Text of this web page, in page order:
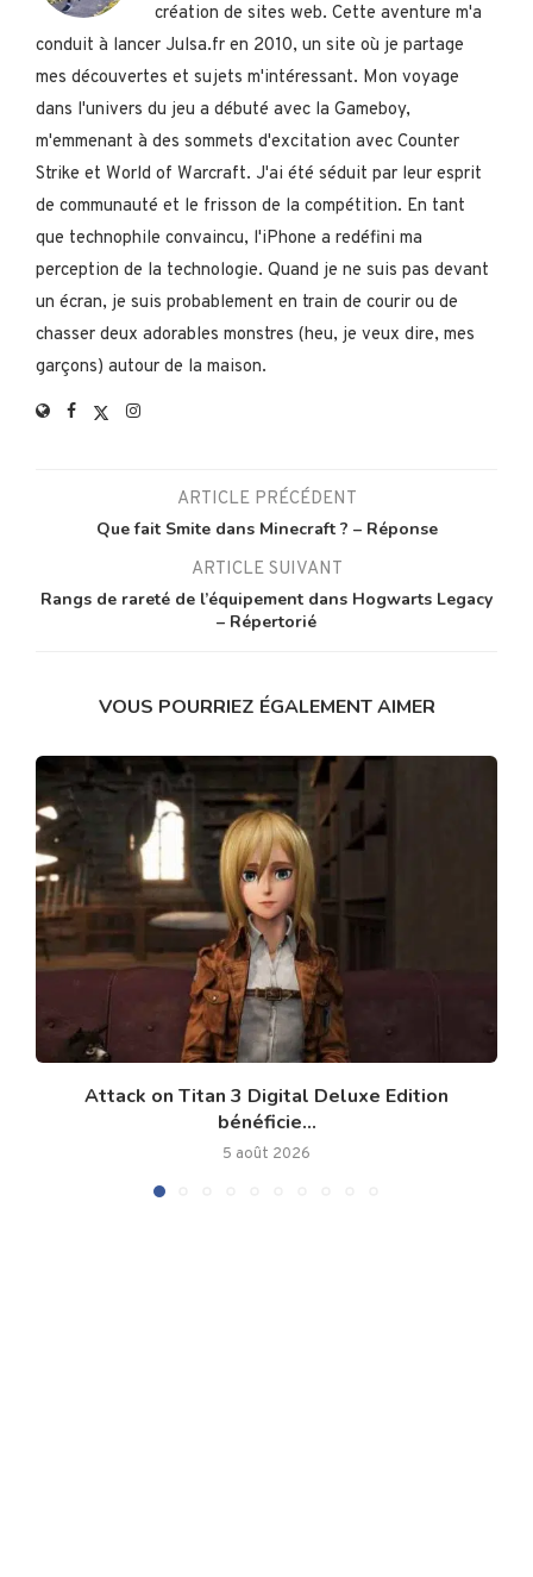
création de sites web. Cette aventure m'a
conduit à lancer Julsa.fr en 2010, un site où je partage
mes découvertes et sujets m'intéressant. Mon voyage
dans l'univers du jeu a débuté avec la Gameboy,
m'emmenant à des sommets d'excitation avec Counter
Strike et World of Warcraft. J'ai été séduit par leur esprit
de communauté et le frisson de la compétition. En tant
que technophile convaincu, l'iPhone a redéfini ma
perception de la technologie. Quand je ne suis pas devant
un écran, je suis probablement en train de courir ou de
chasser deux adorables monstres (heu, je veux dire, mes
garçons) autour de la maison.
ARTICLE PRÉCÉDENT
Que fait Smite dans Minecraft ? – Réponse
ARTICLE SUIVANT
Rangs de rareté de l’équipement dans Hogwarts Legacy
– Répertorié
VOUS POURRIEZ ÉGALEMENT AIMER
Attack on Titan 3 Digital Deluxe Edition
bénéficie...
5 août 2026